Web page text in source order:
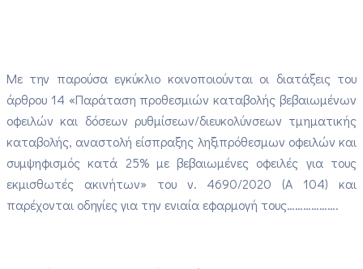
Με την παρούσα εγκύκλιο κοινοποιούνται οι διατάξεις του
άρθρου 14 «Παράταση προθεσμιών καταβολής βεβαιωμένων
οφειλών και δόσεων ρυθμίσεων/διευκολύνσεων τμηματικής
καταβολής, αναστολή είσπραξης ληξιπρόθεσμων οφειλών και
συμψηφισμός κατά 25% με βεβαιωμένες οφειλές για τους
εκμισθωτές ακινήτων» του ν. 4690/2020 (Α 104) και
παρέχονται οδηγίες για την ενιαία εφαρμογή τους……………….